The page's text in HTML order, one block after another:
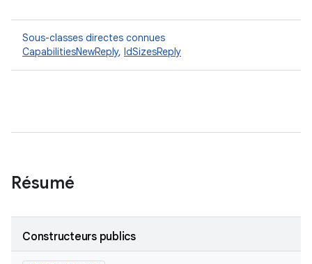
Sous-classes directes connues
CapabilitiesNewReply, IdSizesReply
Résumé
Constructeurs publics